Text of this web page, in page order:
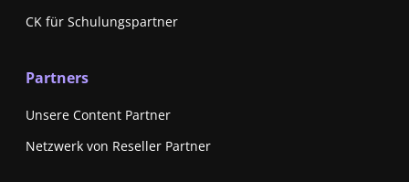
CK für Schulungspartner
Partners
Unsere Content Partner
Netzwerk von Reseller Partner